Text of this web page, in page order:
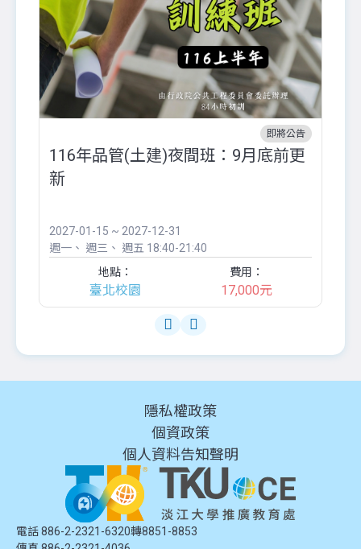
即將公告
116年品管(土建)夜間班：9月底前更
新
2027-01-15 ~ 2027-12-31
週一
週三 週五 18:40-21:40
地點：
臺北校園
費用：
17,000元
隱私權政策
個資政策
個人資料告知聲明
電話 886-2-2321-6320轉8851-8853